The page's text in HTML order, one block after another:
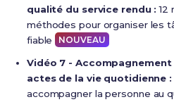
qualité du service rendu : 12
méthodes pour organiser les
fiable NOUVEAU
Vidéo 7 -
actes de la vie quotidienne :
accompagner la personne au